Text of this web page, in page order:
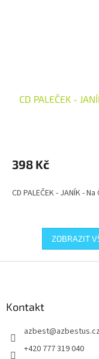
CD PALEČEK -
398 Kč
CD PALEČEK - JANÍK -
ZOBRAZIT
Kontakt
azbest@azbestus.cz
+420 777 319 040